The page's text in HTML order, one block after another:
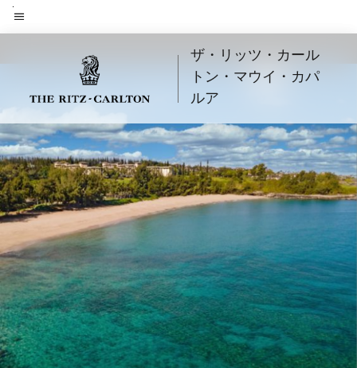
Skip
toメニューのテキスト
ザ・リッツ・カール
トン・マウイ・カパ
ルア